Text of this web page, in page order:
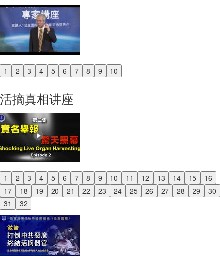
1 2 3 4 5 6 7 8 9 10
Previous
活摘真相讲座
1 2 3 4 5 6 7 8 9 10 11 12 13 14 15
16
17
18 19 20 21 22 23 24 25 26 27 28 29
30
31
32
Previous
Next